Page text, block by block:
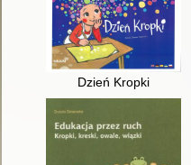
Dzień Kropki